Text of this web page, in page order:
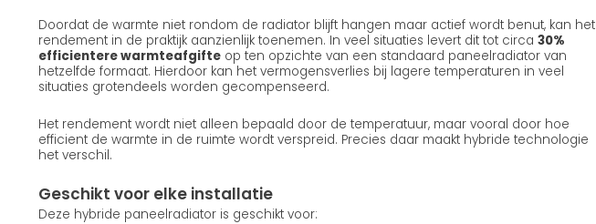
Doordat de warmte niet rondom de radiator blijft hangen maar actief wordt benut, kan het
rendement in de praktijk aanzienlijk toenemen. In veel situaties levert dit tot circa 30%
efficientere warmteafgifte op ten opzichte van een standaard paneelradiator van
hetzelfde formaat. Hierdoor kan het vermogensverlies bij lagere temperaturen in veel
situaties grotendeels worden gecompenseerd.
Het rendement wordt niet alleen bepaald door de temperatuur, maar vooral door hoe
efficient de warmte in de ruimte wordt verspreid. Precies daar maakt hybride technologie
het verschil.
Geschikt voor elke installatie
Deze hybride paneelradiator is geschikt voor: